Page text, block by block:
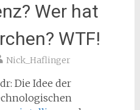
Wer hat
WTF!
Nick_Haflinger
Die Idee der